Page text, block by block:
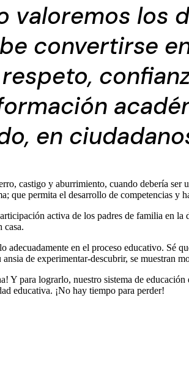
valoremos los
convertirse
en
castigo y aburrimiento, cuando debería
que permita el desarrollo de competencias y
activa de los padres de familia en
casa.
en el proceso educativo. Sé
de experimentar-descubrir, se muestran
Y para lograrlo, nuestro sistema de
educativa. ¡No hay tiempo para perder!